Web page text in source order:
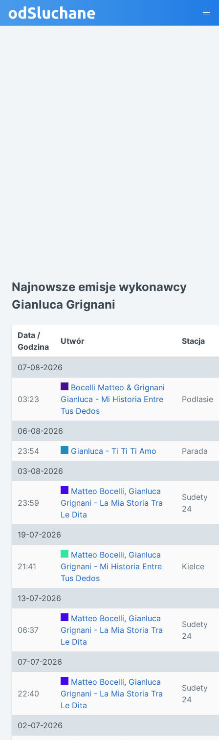
Najnowsze emisje wykonawcy
Gianluca Grignani
Data /
Godzina
Utwór Stacja
07-08-2026
03:23
Bocelli Matteo & Grignani
Gianluca - Mi Historia Entre
Tus Dedos
Podlasie
06-08-2026
23:54 Gianluca - Ti Ti Ti Amo Parada
03-08-2026
23:59
Matteo Bocelli, Gianluca
Grignani - La Mia Storia Tra
Le Dita
Sudety
24
19-07-2026
21:41
Matteo Bocelli, Gianluca
Grignani - Mi Historia Entre
Tus Dedos
Kielce
13-07-2026
06:37
Matteo Bocelli, Gianluca
Grignani - La Mia Storia Tra
Le Dita
Sudety
24
07-07-2026
22:40
Matteo Bocelli, Gianluca
Grignani - La Mia Storia Tra
Le Dita
Sudety
24
02-07-2026